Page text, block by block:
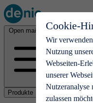
Cookie-
Wir
Nutzung
Webseiten-
unserer
Nutzeranalyse
zulassen
Open main menu
Produkte